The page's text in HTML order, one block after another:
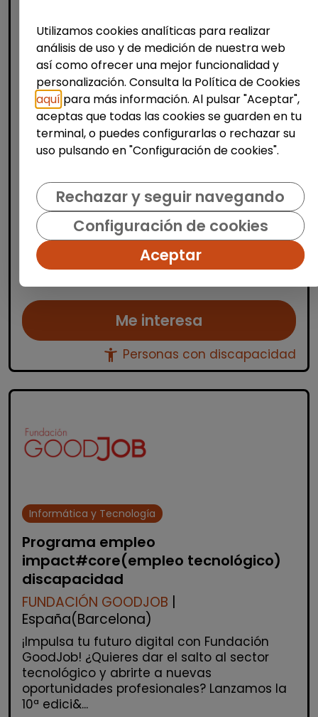
Informática y Tecnología
Programa empleo
impact#core(empleo tecnológico)
discapacidad
FUNDACIÓN GOODJOB
¡Impulsa tu futuro digital con Fundación
GoodJob! ¿Quieres dar el salto al sector
tecnológico y abrirte a nuevas
oportunidades profesionales? Lanzamos la
10ª edici&...
% de respuesta: 93,75%
Me interesa
accessibility_new Personas con discapacidad
Informática y Tecnología
Programa empleo
impact#core(empleo tecnológico)
discapacidad
FUNDACIÓN GOODJOB
España(Barcelona)
¡Impulsa tu futuro digital con Fundación
GoodJob! ¿Quieres dar el salto al sector
tecnológico y abrirte a nuevas
oportunidades profesionales? Lanzamos la
10ª edici&...
Utilizamos cookies analíticas para realizar
análisis de uso y de medición de nuestra web
así como ofrecer una mejor funcionalidad y
personalización. Consulta la Política de Cookies
aquí para más información. Al pulsar "Aceptar",
aceptas que todas las cookies se guarden en tu
terminal, o puedes configurarlas o rechazar su
uso pulsando en "Configuración de cookies".
Rechazar y seguir navegando
Configuración de cookies
Aceptar